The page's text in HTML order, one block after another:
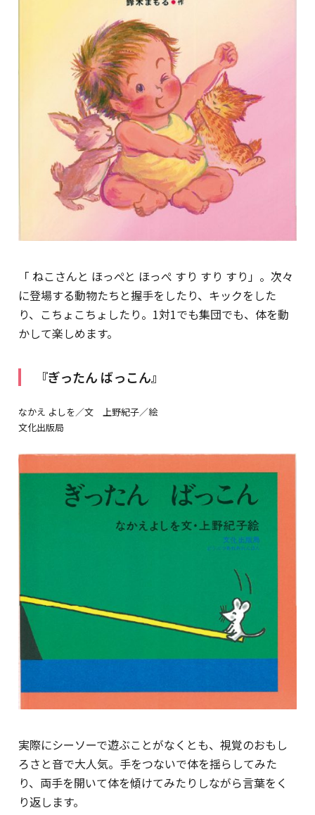
「 ねこさんと ほっぺと ほっぺ すり すり すり」。次々
に登場する動物たちと握手をしたり、キックをした
り、こちょこちょしたり。1対1でも集団でも、体を動
かして楽しめます。
『ぎったん ばっこん』
なかえ よしを／文 上野紀子／絵
文化出版局
実際にシーソーで遊ぶことがなくとも、視覚のおもし
ろさと音で大人気。手をつないで体を揺らしてみた
り、両手を開いて体を傾けてみたりしながら言葉をく
り返します。